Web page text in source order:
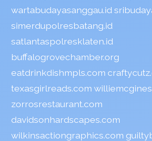
wartabudayasanggau.id
simerdupolresbatang.id
satlantaspolresklaten.id
buffalogrovechamber.org
eatdrinkdishmpls.com
texasgirlreads.com
zorrosrestaurant.com
davidsonhardscapes.com
wilkinsactiongraphics.com